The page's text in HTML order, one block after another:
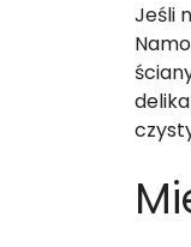
Jeśli